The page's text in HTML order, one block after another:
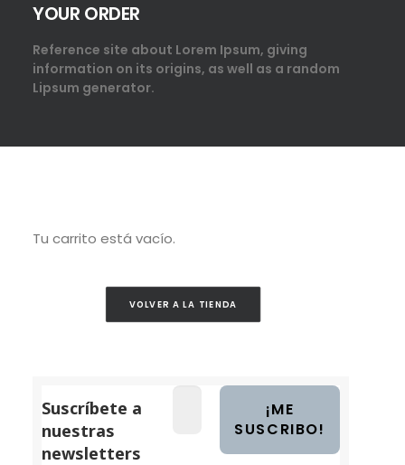
YOUR ORDER
Reference site about Lorem Ipsum, giving
information on its origins, as well as a random
Lipsum generator.
Tu carrito está vacío.
VOLVER A LA TIENDA
Suscríbete a
nuestras
newsletters